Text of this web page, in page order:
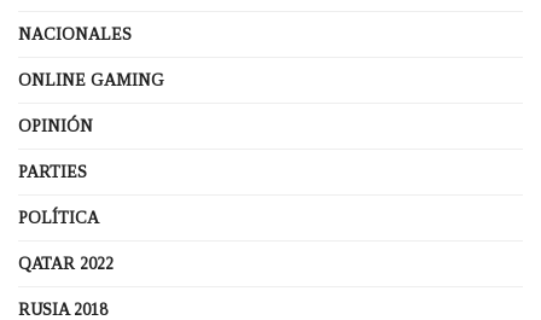
NACIONALES
ONLINE GAMING
OPINIÓN
PARTIES
POLÍTICA
QATAR 2022
RUSIA 2018